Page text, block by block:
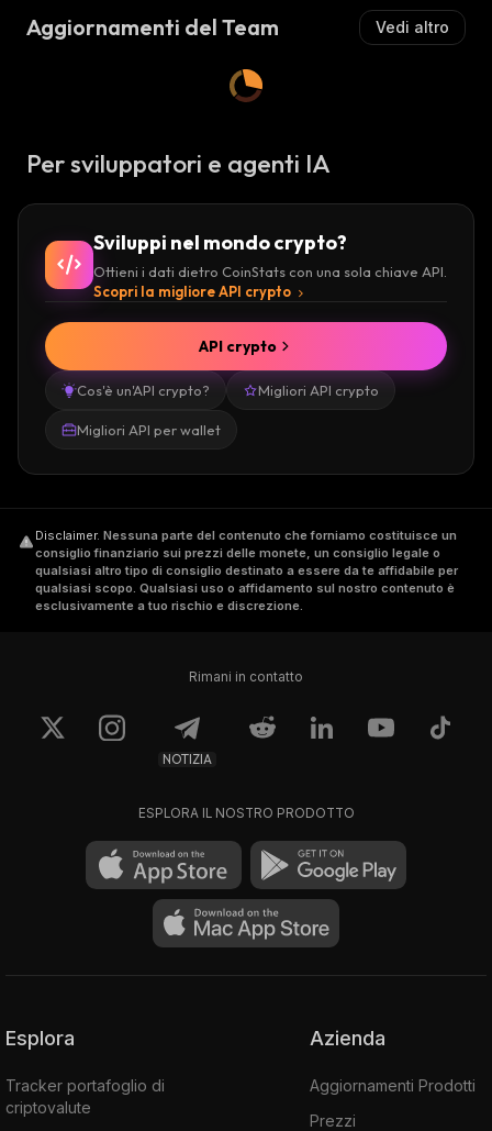
Aggiornamenti del Team Vedi altro
Per sviluppatori e agenti IA
Sviluppi nel mondo crypto?
Ottieni i dati dietro CoinStats con una sola chiave API.
Scopri la migliore API crypto
Cos'è un'API crypto? Migliori API crypto
Migliori API per wallet
API crypto
Disclaimer. Nessuna parte del contenuto che forniamo costituisce un
consiglio finanziario sui prezzi delle monete, un consiglio legale o
qualsiasi altro tipo di consiglio destinato a essere da te affidabile per
qualsiasi scopo. Qualsiasi uso o affidamento sul nostro contenuto è
esclusivamente a tuo rischio e discrezione.
Rimani in contatto
NOTIZIA
ESPLORA IL NOSTRO PRODOTTO
Esplora
Tracker portafoglio di
criptovalute
Azienda
Aggiornamenti Prodotti
Prezzi